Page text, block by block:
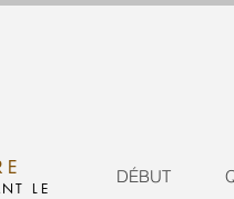
LE
DÉBUT